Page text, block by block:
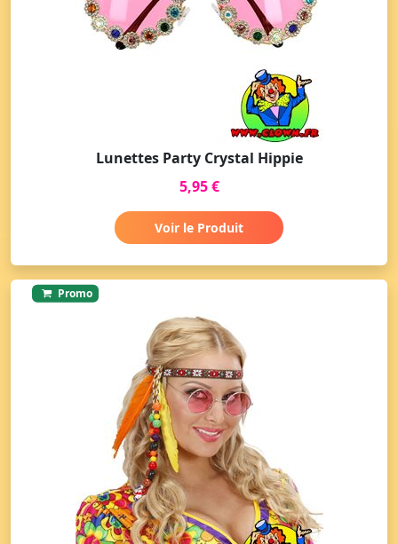
Lunettes Party Crystal Hippie
5,95 €
Voir le Produit
Promo